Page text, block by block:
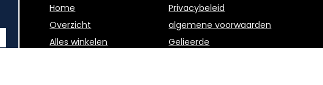
Home
Overzicht
Alles winkelen
Privacybeleid
algemene voorwaarden
Gelieerde